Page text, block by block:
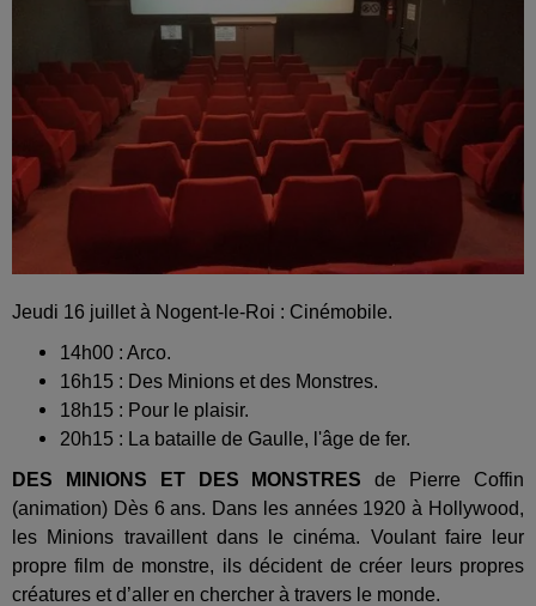
Jeudi 16 juillet à Nogent-le-Roi : Cinémobile.
14h00 : Arco.
16h15 : Des Minions et des Monstres.
18h15 : Pour le plaisir.
20h15 : La bataille de Gaulle, l'âge de fer.
DES MINIONS ET DES MONSTRES de Pierre Coffin
(animation) Dès 6 ans. Dans les années 1920 à Hollywood,
les Minions travaillent dans le cinéma. Voulant faire leur
propre film de monstre, ils décident de créer leurs propres
créatures et d’aller en chercher à travers le monde.